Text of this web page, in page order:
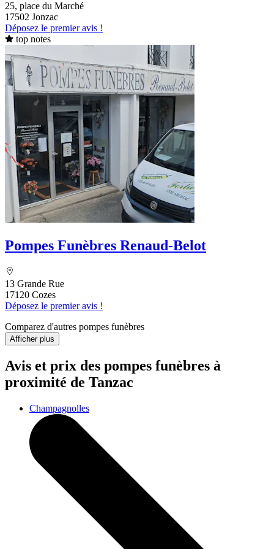
25, place du Marché
17502 Jonzac
Déposez le premier avis !
top notes
Pompes Funèbres Renaud-Belot
13 Grande Rue
17120 Cozes
Déposez le premier avis !
Comparez d'autres pompes funèbres
Afficher plus
Avis et prix des pompes funèbres à
proximité de Tanzac
Champagnolles